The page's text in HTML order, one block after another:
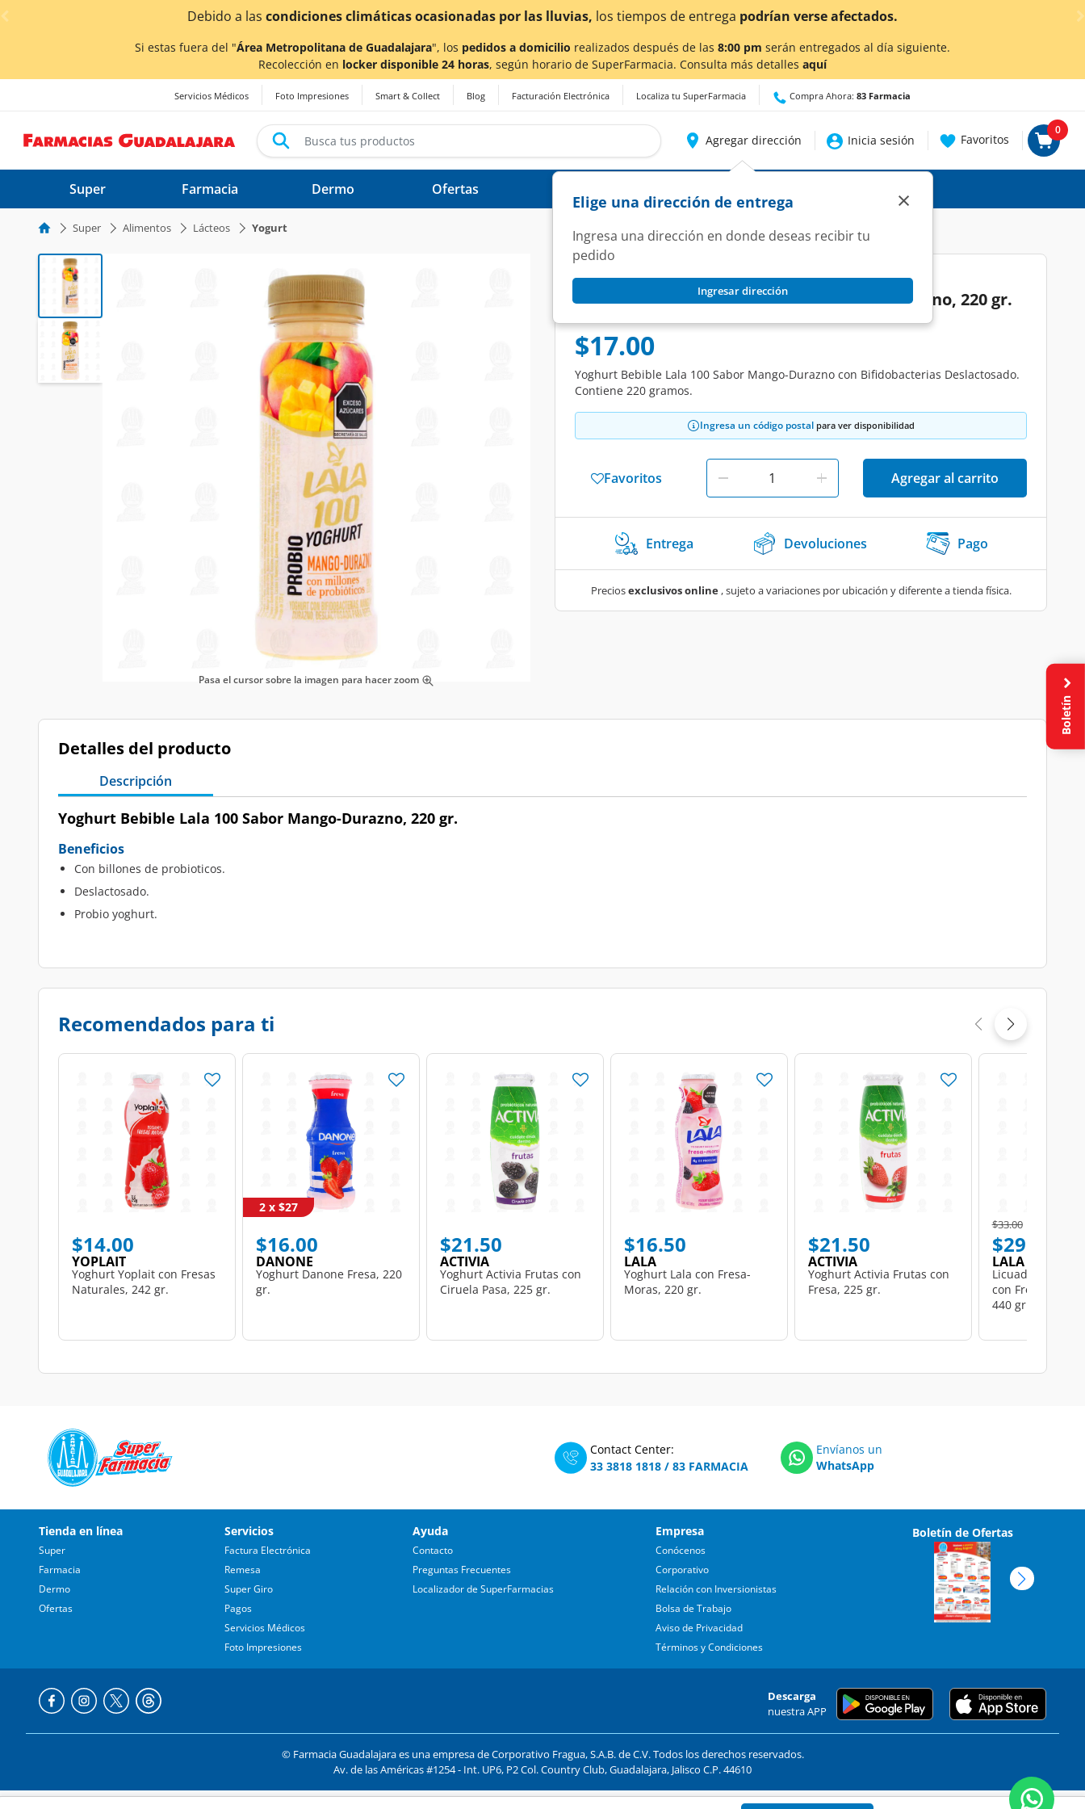
< div class="carousel-inner">
tiempos de entrega podrían verse afectados. ¡Ahora también en Aguascalientes!
Si estas fuera del "Área Metropolitana de Guadalajara", los pedidos a domicilio realizados después de las 8:00 pm serán entregados al día siguiente.
Recolección en locker disponible 24 horas, según horario de SuperFarmacia. Consulta más detalles aquí
Servicios Médicos Foto Impresiones Smart & Collect Blog Facturación Electrónica Localiza tu SuperFarmacia Compra Ahora: 83 Farmacia
Agregar dirección
Elige una dirección de entrega
Ingresa una dirección en donde deseas recibir tu
pedido
Ingresar dirección
×
Inicia sesión Favoritos
0
Super Farmacia Dermo Ofertas
Super Alimentos Lácteos Yogurt
Pasa el cursor sobre la imagen para hacer zoom
LALA
Yoghurt Bebible Lala 100 Sabor Mango-Durazno, 220 gr.
$17.00
Yoghurt Bebible Lala 100 Sabor Mango-Durazno con Bifidobacterias Deslactosado.
Contiene 220 gramos.
Ingresa un código postal para ver disponibilidad
Favoritos Agregar al carrito
Entrega Devoluciones Pago
Preciosexclusivos online, sujeto a variaciones por ubicación y diferente a tienda física.
Detalles del producto
Descripción
Yoghurt Bebible Lala 100 Sabor Mango-Durazno, 220 gr.
Beneficios
Con billones de probioticos.
Deslactosado.
Probio yoghurt.
Recomendados para ti
$14.00
YOPLAIT
Yoghurt Yoplait con Fresas
Naturales, 242 gr.
$16.00
DANONE
Yoghurt Danone Fresa, 220
gr.
2 x $27
$21.50
ACTIVIA
Yoghurt Activia Frutas con
Ciruela Pasa, 225 gr.
$16.50
LALA
Yoghurt Lala con Fresa-
Moras, 220 gr.
$21.50
ACTIVIA
Yoghurt Activia Frutas con
Fresa, 225 gr.
Price reduced from
$33.00to
$29.50
LALA
Licuado de
con Fresa,
440 gr.
Contact Center:
33 3818 1818 / 83 FARMACIA
Envíanos un
WhatsApp
Tienda en línea
Super
Farmacia
Dermo
Ofertas
Servicios
Factura Electrónica
Remesa
Super Giro
Pagos
Servicios Médicos
Foto Impresiones
Ayuda
Contacto
Preguntas Frecuentes
Localizador de SuperFarmacias
Empresa
Conócenos
Corporativo
Relación con Inversionistas
Bolsa de Trabajo
Aviso de Privacidad
Términos y Condiciones
Boletín de Ofertas
Descarga
nuestra APP
© Farmacia Guadalajara es una empresa de Corporativo Fragua, S.A.B. de C.V. Todos los derechos reservados.
Av. de las Américas #1254 - Int. UP6, P2 Col. Country Club, Guadalajara, Jalisco C.P. 44610
Boletín